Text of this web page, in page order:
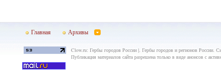
Главная Архивы
Clow.ru: Гербы городов России |. Гербы городов и регионов России.
Публикация материалов сайта разрешена только в виде анонсов с